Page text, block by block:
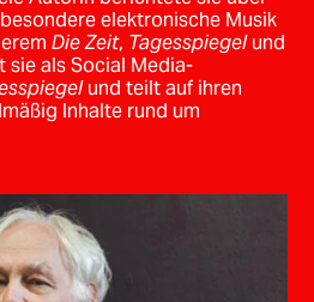
elektronische Musik
Die Zeit, Tagesspiegelund
sie als Social Media-
und teilt auf ihren
Inhalte rund um